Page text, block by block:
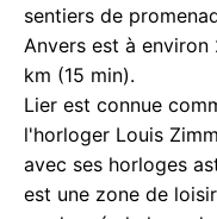
sentiers de
Anvers est à
km (15 min).
Lier est connue
l'horloger Louis
avec ses horloges
est une zone de